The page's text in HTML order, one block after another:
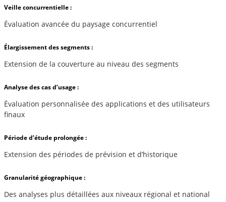
Veille concurrentielle :
Évaluation avancée du paysage concurrentiel
Élargissement des segments :
Extension de la couverture au niveau des segments
Analyse des cas d’usage :
Évaluation personnalisée des applications et des utilisateurs
finaux
Période d’étude prolongée :
Extension des périodes de prévision et d’historique
Granularité géographique :
Des analyses plus détaillées aux niveaux régional et national